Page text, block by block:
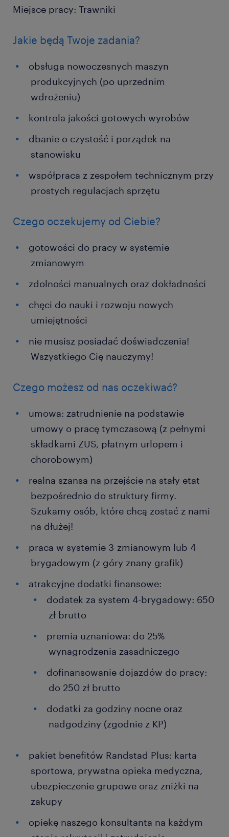
Miejsce pracy: Trawniki
Jakie będą Twoje zadania?
obsługa nowoczesnych maszyn
produkcyjnych (po uprzednim
wdrożeniu)
kontrola jakości gotowych wyrobów
dbanie o czystość i porządek na
stanowisku
współpraca z zespołem technicznym przy
prostych regulacjach sprzętu
Czego oczekujemy od Ciebie?
gotowości do pracy w systemie
zmianowym
zdolności manualnych oraz dokładności
chęci do nauki i rozwoju nowych
umiejętności
nie musisz posiadać doświadczenia!
Wszystkiego Cię nauczymy!
Czego możesz od nas oczekiwać?
umowa: zatrudnienie na podstawie
umowy o pracę tymczasową (z pełnymi
składkami ZUS, płatnym urlopem i
chorobowym)
realna szansa na przejście na stały etat
bezpośrednio do struktury firmy.
Szukamy osób, które chcą zostać z nami
na dłużej!
praca w systemie 3-zmianowym lub 4-
brygadowym (z góry znany grafik)
atrakcyjne dodatki finansowe:
dodatek za system 4-brygadowy: 650
zł brutto
premia uznaniowa: do 25%
wynagrodzenia zasadniczego
dofinansowanie dojazdów do pracy:
do 250 zł brutto
dodatki za godziny nocne oraz
nadgodziny (zgodnie z KP)
pakiet benefitów Randstad Plus: karta
sportowa, prywatna opieka medyczna,
ubezpieczenie grupowe oraz zniżki na
zakupy
opiekę naszego konsultanta na każdym